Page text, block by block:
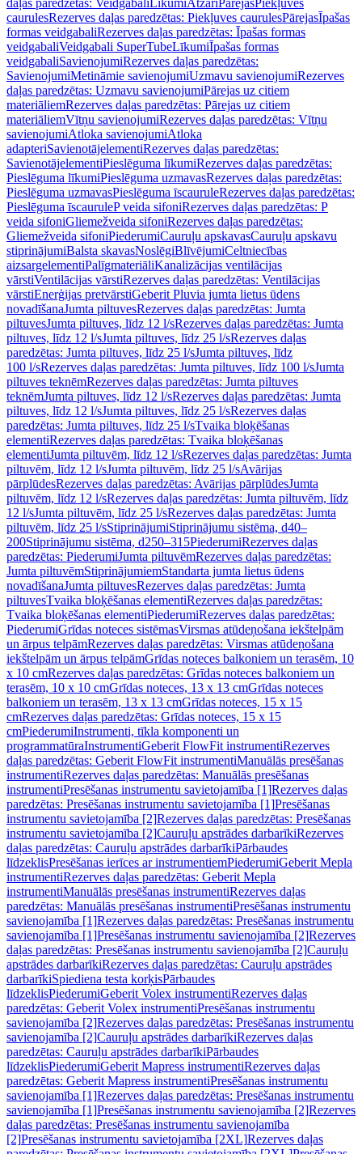
daļas paredzētas: Veidgabali LīkumiAtzari PārejasPiekļuves
caurulesRezerves daļas paredzētas: Piekļuves caurulesPārejasĪpašas
formas veidgabaliRezerves daļas paredzētas: Īpašas formas
veidgabaliVeidgabali SuperTubeLīkumiĪpašas formas
veidgabaliSavienojumiRezerves daļas paredzētas:
SavienojumiMetināmie savienojumiUzmavu savienojumiRezerves
daļas paredzētas: Uzmavu savienojumiPārejas uz citiem
materiāliemRezerves daļas paredzētas: Pārejas uz citiem
materiāliemVītņu savienojumiRezerves daļas paredzētas: Vītņu
savienojumiAtloka savienojumiAtloka
adapteriSavienotājelementiRezerves daļas paredzētas:
SavienotājelementiPieslēguma līkumiRezerves daļas paredzētas:
Pieslēguma līkumiPieslēguma uzmavasRezerves daļas paredzētas:
Pieslēguma uzmavasPieslēguma īscauruleRezerves daļas paredzētas:
Pieslēguma īscauruleP veida sifoniRezerves daļas paredzētas: P
veida sifoniGliemežveida sifoniRezerves daļas paredzētas:
Gliemežveida sifoniPiederumiCauruļu apskavasCauruļu apskavu
stiprinājumiBalsta skavasNoslēgiBlīvējumiCeltniecības
aizsargelementiPalīgmateriāliKanalizācijas ventilācijas
vārstiVentilācijas vārstiRezerves daļas paredzētas: Ventilācijas
vārstiEnerģijas pretvārstiGeberit Pluvia jumta lietus ūdens
novadīšanaJumta piltuvesRezerves daļas paredzētas: Jumta
piltuvesJumta piltuves, līdz 12 l/sRezerves daļas paredzētas: Jumta
piltuves, līdz 12 l/sJumta piltuves, līdz 25 l/sRezerves daļas
paredzētas: Jumta piltuves, līdz 25 l/sJumta piltuves, līdz
100 l/sRezerves daļas paredzētas: Jumta piltuves, līdz 100 l/sJumta
piltuves teknēmRezerves daļas paredzētas: Jumta piltuves
teknēmJumta piltuves, līdz 12 l/sRezerves daļas paredzētas: Jumta
piltuves, līdz 12 l/sJumta piltuves, līdz 25 l/sRezerves daļas
paredzētas: Jumta piltuves, līdz 25 l/sTvaika bloķēšanas
elementiRezerves daļas paredzētas: Tvaika bloķēšanas
elementiJumta piltuvēm, līdz 12 l/sRezerves daļas paredzētas: Jumta
piltuvēm, līdz 12 l/sJumta piltuvēm, līdz 25 l/sAvārijas
pārplūdesRezerves daļas paredzētas: Avārijas pārplūdesJumta
piltuvēm, līdz 12 l/sRezerves daļas paredzētas: Jumta piltuvēm, līdz
12 l/sJumta piltuvēm, līdz 25 l/sRezerves daļas paredzētas: Jumta
piltuvēm, līdz 25 l/sStiprinājumiStiprinājumu sistēma, d40–
200Stiprinājumu sistēma, d250–315PiederumiRezerves daļas
paredzētas: PiederumiJumta piltuvēmRezerves daļas paredzētas:
Jumta piltuvēmStiprinājumiemStandarta jumta lietus ūdens
novadīšanaJumta piltuvesRezerves daļas paredzētas: Jumta
piltuvesTvaika bloķēšanas elementiRezerves daļas paredzētas:
Tvaika bloķēšanas elementiPiederumiRezerves daļas paredzētas:
PiederumiGrīdas noteces sistēmasVirsmas atūdeņošana iekštelpām
un ārpus telpāmRezerves daļas paredzētas: Virsmas atūdeņošana
iekštelpām un ārpus telpāmGrīdas noteces balkoniem un terasēm, 10
x 10 cmRezerves daļas paredzētas: Grīdas noteces balkoniem un
terasēm, 10 x 10 cmGrīdas noteces, 13 x 13 cmGrīdas noteces
balkoniem un terasēm, 13 x 13 cmGrīdas noteces, 15 x 15
cmRezerves daļas paredzētas: Grīdas noteces, 15 x 15
cmPiederumiInstrumenti, tīkla komponenti un
programmatūraInstrumentiGeberit FlowFit instrumentiRezerves
daļas paredzētas: Geberit FlowFit instrumentiManuālās presēšanas
instrumentiRezerves daļas paredzētas: Manuālās presēšanas
instrumentiPresēšanas instrumentu savietojamība [1]Rezerves daļas
paredzētas: Presēšanas instrumentu savietojamība [1]Presēšanas
instrumentu savietojamība [2]Rezerves daļas paredzētas: Presēšanas
instrumentu savietojamība [2]Cauruļu apstrādes darbarīkiRezerves
daļas paredzētas: Cauruļu apstrādes darbarīkiPārbaudes
līdzeklisPresēšanas ierīces ar instrumentiemPiederumiGeberit Mepla
instrumentiRezerves daļas paredzētas: Geberit Mepla
instrumentiManuālās presēšanas instrumentiRezerves daļas
paredzētas: Manuālās presēšanas instrumentiPresēšanas instrumentu
savienojamība [1]Rezerves daļas paredzētas: Presēšanas instrumentu
savienojamība [1]Presēšanas instrumentu savienojamība [2]Rezerves
daļas paredzētas: Presēšanas instrumentu savienojamība [2]Cauruļu
apstrādes darbarīkiRezerves daļas paredzētas: Cauruļu apstrādes
darbarīkiSpiediena testa korķisPārbaudes
līdzeklisPiederumiGeberit Volex instrumentiRezerves daļas
paredzētas: Geberit Volex instrumentiPresēšanas instrumentu
savienojamība [2]Rezerves daļas paredzētas: Presēšanas instrumentu
savienojamība [2]Cauruļu apstrādes darbarīkiRezerves daļas
paredzētas: Cauruļu apstrādes darbarīkiPārbaudes
līdzeklisPiederumiGeberit Mapress instrumentiRezerves daļas
paredzētas: Geberit Mapress instrumentiPresēšanas instrumentu
savienojamība [1]Rezerves daļas paredzētas: Presēšanas instrumentu
savienojamība [1]Presēšanas instrumentu savienojamība [2]Rezerves
daļas paredzētas: Presēšanas instrumentu savienojamība
[2]Presēšanas instrumentu savietojamība [2XL]Rezerves daļas